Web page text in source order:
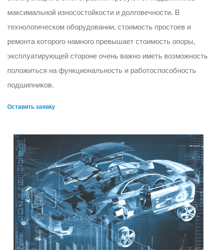
максимальной износостойкости и долговечности. В
технологическом оборудовании, стоимость простоев и
ремонта которого намного превышает стоимость опоры,
эксплуатирующей стороне очень важно иметь возможность
положиться на функциональность и работоспособность
подшипников.
Оставить заявку